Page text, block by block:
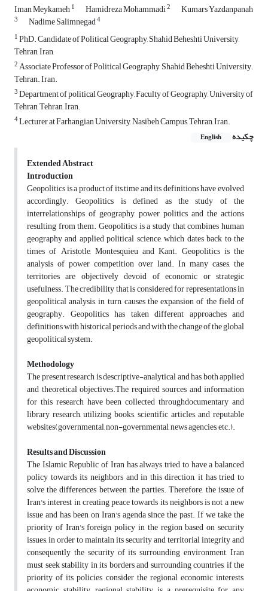
Iman Meykameh1 Hamidreza Mohammadi2 Kumars Yazdanpanah
3 Nadime Salimnegad4
1PhD. Candidate of Political Geography, Shahid Beheshti University,
Tehran, Iran,
2Associate Professor of Political Geography, Shahid Beheshti University.
Tehran. Iran.
3Department of political Geography, Faculty of Geography, University of
Tehran, Tehran, Iran.
4Lecturer at Farhangian University, Nasibeh Campus, Tehran, Iran.
چکیده
English
Extended Abstract
Introduction
Geopolitics is a product of its time and its definitions have evolved
accordingly. Geopolitics is defined as the study of the
interrelationships of geography, power, politics and the actions
resulting from them. Geopolitics is a study that combines human
geography and applied political science, which dates back to the
times of Aristotle, Montesquieu and Kant. Geopolitics is the
analysis of power competition over land. In many cases, the
territories are objectively devoid of economic or strategic
usefulness. The credibility that is considered for representations in
geopolitical analysis, in turn, causes the expansion of the field of
geography. Geopolitics has taken different approaches and
definitions with historical periods and with the change of the global
geopolitical system.
Methodology
The present research is descriptive-analytical and has both applied
and theoretical objectives.The required sources and information
for this research have been collected throughdocumentary and
library research, utilizing books, scientific articles, and reputable
websites(governmental, non-governmental, news agencies, etc.).
Results and Discussion
The Islamic Republic of Iran has always tried to have a balanced
policy towards its neighbors and in this direction, it has tried to
solve the differences between the parties. Therefore, the issue of
Iran's interest in creating peace towards its neighbors is not a new
issue and has been on Iran's agenda since the past. If we take the
priority of Iran's foreign policy in the region based on security
issues, in order to maintain its security and territorial integrity and
consequently the security of its surrounding environment, Iran
must seek stability in its borders and surrounding countries, if the
priority of its policies consider the regional economic interests,